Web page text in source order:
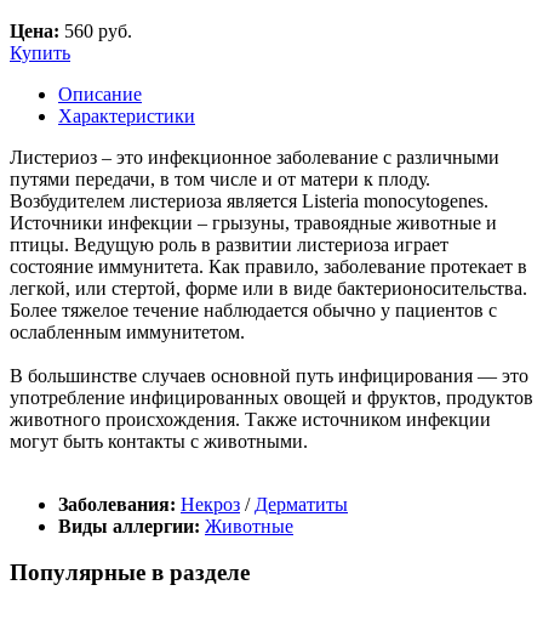
Цена: 560 руб.
Купить
Описание
Характеристики
Листериоз – это инфекционное заболевание с различными
путями передачи, в том числе и от матери к плоду.
Возбудителем листериоза является Listeria monocytogenes.
Источники инфекции – грызуны, травоядные животные и
птицы. Ведущую роль в развитии листериоза играет
состояние иммунитета. Как правило, заболевание протекает в
легкой, или стертой, форме или в виде бактерионосительства.
Более тяжелое течение наблюдается обычно у пациентов с
ослабленным иммунитетом.
В большинстве случаев основной путь инфицирования — это
употребление инфицированных овощей и фруктов, продуктов
животного происхождения. Также источником инфекции
могут быть контакты с животными.
Заболевания: Некроз / Дерматиты
Виды аллергии: Животные
Популярные в разделе